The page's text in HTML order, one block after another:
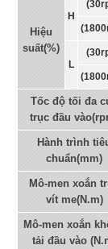
Hiệu
suất(%)
H
L
Tốc độ tối đa
trục đầu
Hành trình
chuẩn(mm)
Mô-men xoắn
vít me(N.m)
Mô-men xoắn
tải đầu vào